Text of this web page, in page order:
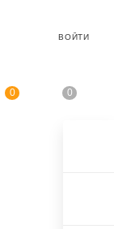
ВОЙТИ
0 0